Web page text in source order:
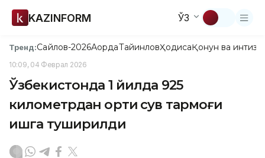
KAZINFORM ЎЗ
Тренд:Сайлов-2026АқордаТайинловҲодисаҚонун ва
10:09, 04 Феврал 2026
Ўзбекистонда 1 йилда 925
километрдан ортиқ сув тармоғи
ишга туширилди